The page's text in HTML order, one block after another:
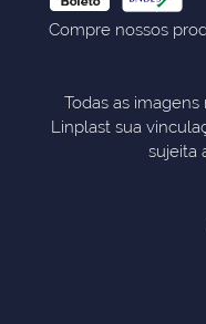
Compre nossos
Todas as
Linplast sua
sujeita